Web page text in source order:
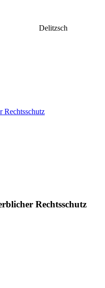
Delitzsch
Rechtsschutz
Rechtsschutz